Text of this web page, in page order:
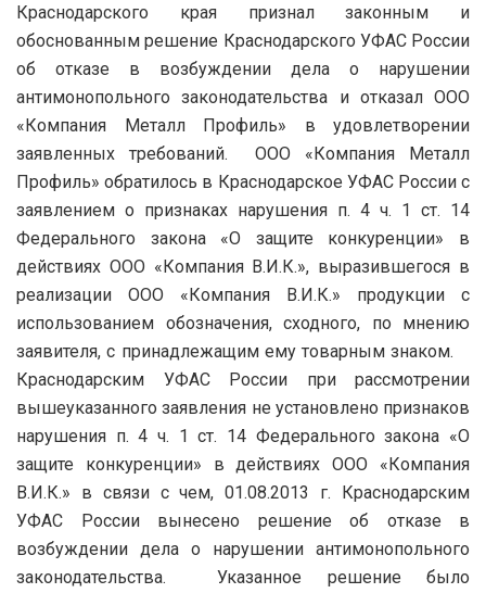
Краснодарского края признал законным и
обоснованным решение Краснодарского УФАС России
об отказе в возбуждении дела о нарушении
антимонопольного законодательства и отказал ООО
«Компания Металл Профиль» в удовлетворении
заявленных требований. ООО «Компания Металл
Профиль» обратилось в Краснодарское УФАС России с
заявлением о признаках нарушения п. 4 ч. 1 ст. 14
Федерального закона «О защите конкуренции» в
действиях ООО «Компания В.И.К.», выразившегося в
реализации ООО «Компания В.И.К.» продукции с
использованием обозначения, сходного, по мнению
заявителя, с принадлежащим ему товарным знаком.
Краснодарским УФАС России при рассмотрении
вышеуказанного заявления не установлено признаков
нарушения п. 4 ч. 1 ст. 14 Федерального закона «О
защите конкуренции» в действиях ООО «Компания
В.И.К.» в связи с чем, 01.08.2013 г. Краснодарским
УФАС России вынесено решение об отказе в
возбуждении дела о нарушении антимонопольного
законодательства. Указанное решение было